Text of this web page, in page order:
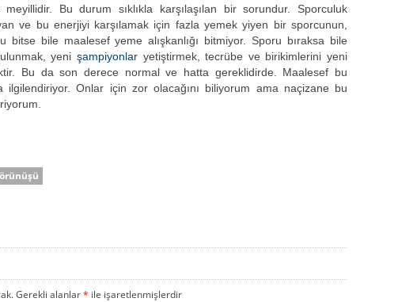
Bu durum sıklıkla karşılaşılan bir sorundur. Sporculuk
ve bu enerjiyi karşılamak için fazla yemek yiyen bir sporcunun,
bitse bile maalesef yeme alışkanlığı bitmiyor. Sporu bıraksa bile
yeni şampiyonlar yetiştirmek, tecrübe ve birikimlerini yeni
Bu da son derece normal ve hatta gereklidirde. Maalesef bu
ilgilendiriyor. Onlar için zor olacağını biliyorum ama naçizane bu
Gerekli alanlar* ile işaretlenmişlerdir